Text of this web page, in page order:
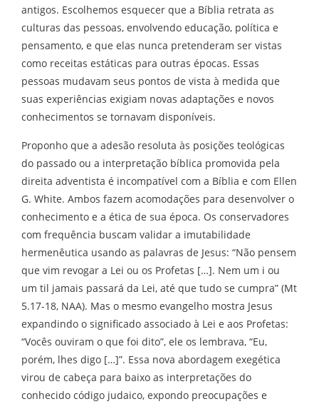
antigos. Escolhemos esquecer que a Bíblia retrata as
culturas das pessoas, envolvendo educação, política e
pensamento, e que elas nunca pretenderam ser vistas
como receitas estáticas para outras épocas. Essas
pessoas mudavam seus pontos de vista à medida que
suas experiências exigiam novas adaptações e novos
conhecimentos se tornavam disponíveis.
Proponho que a adesão resoluta às posições teológicas
do passado ou a interpretação bíblica promovida pela
direita adventista é incompatível com a Bíblia e com Ellen
G. White. Ambos fazem acomodações para desenvolver o
conhecimento e a ética de sua época. Os conservadores
com frequência buscam validar a imutabilidade
hermenêutica usando as palavras de Jesus: “Não pensem
que vim revogar a Lei ou os Profetas […]. Nem um i ou
um til jamais passará da Lei, até que tudo se cumpra” (Mt
5.17-18, NAA). Mas o mesmo evangelho mostra Jesus
expandindo o significado associado à Lei e aos Profetas:
“Vocês ouviram o que foi dito”, ele os lembrava, “Eu,
porém, lhes digo […]”. Essa nova abordagem exegética
virou de cabeça para baixo as interpretações do
conhecido código judaico, expondo preocupações e